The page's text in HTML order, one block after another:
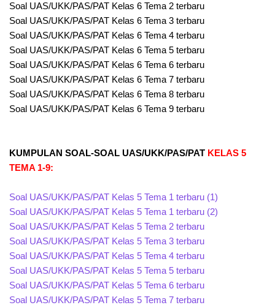
Soal UAS/UKK/PAS/PAT Kelas 6 Tema 2 terbaru
Soal UAS/UKK/PAS/PAT Kelas 6 Tema 3 terbaru
Soal UAS/UKK/PAS/PAT Kelas 6 Tema 4 terbaru
Soal UAS/UKK/PAS/PAT Kelas 6 Tema 5 terbaru
Soal UAS/UKK/PAS/PAT Kelas 6 Tema 6 terbaru
Soal UAS/UKK/PAS/PAT Kelas 6 Tema 7 terbaru
Soal UAS/UKK/PAS/PAT Kelas 6 Tema 8 terbaru
Soal UAS/UKK/PAS/PAT Kelas 6 Tema 9 terbaru
KUMPULAN SOAL-SOAL UAS/UKK/PAS/PAT KELAS 5
TEMA 1-9:
Soal UAS/UKK/PAS/PAT Kelas 5 Tema 1 terbaru (1)
Soal UAS/UKK/PAS/PAT Kelas 5 Tema 1 terbaru (2)
Soal UAS/UKK/PAS/PAT Kelas 5 Tema 2 terbaru
Soal UAS/UKK/PAS/PAT Kelas 5 Tema 3 terbaru
Soal UAS/UKK/PAS/PAT Kelas 5 Tema 4 terbaru
Soal UAS/UKK/PAS/PAT Kelas 5 Tema 5 terbaru
Soal UAS/UKK/PAS/PAT Kelas 5 Tema 6 terbaru
Soal UAS/UKK/PAS/PAT Kelas 5 Tema 7 terbaru